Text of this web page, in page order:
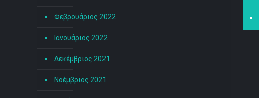
Φεβρουάριος 2022
Ιανουάριος 2022
Δεκέμβριος 2021
Νοέμβριος 2021